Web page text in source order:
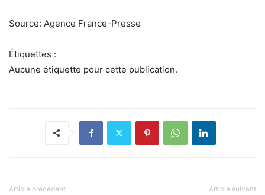
Source: Agence France-Presse
Étiquettes :
Aucune étiquette pour cette publication.
Article précédent Article suivant